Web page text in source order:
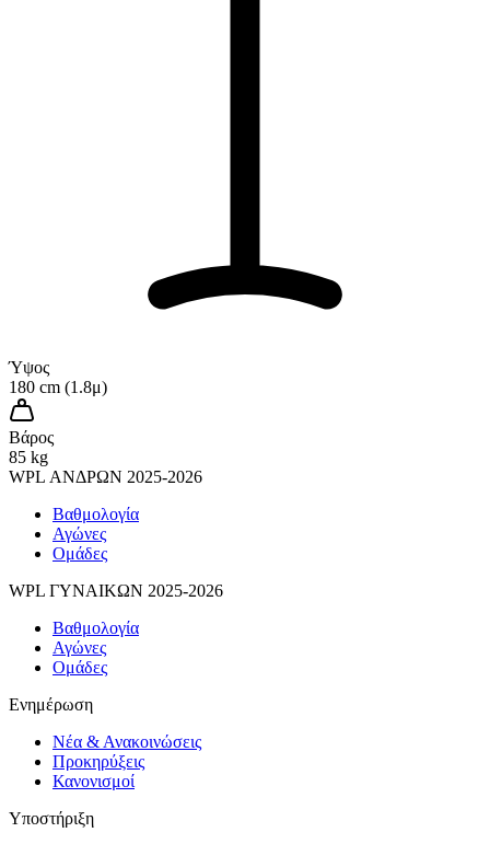
Ύψος
180 cm (1.8μ)
Βάρος
85 kg
WPL ΑΝΔΡΩΝ 2025-2026
Βαθμολογία
Αγώνες
Ομάδες
WPL ΓΥΝΑΙΚΩΝ 2025-2026
Βαθμολογία
Αγώνες
Ομάδες
Ενημέρωση
Νέα & Ανακοινώσεις
Προκηρύξεις
Κανονισμοί
Υποστήριξη